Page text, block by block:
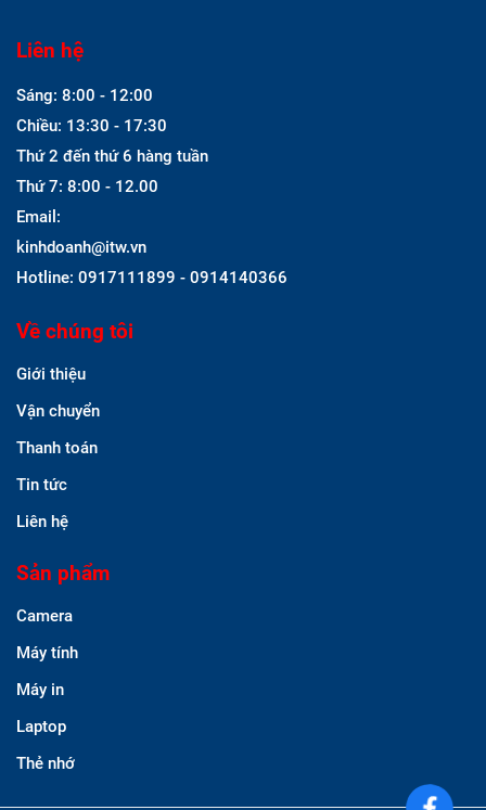
Liên hệ
Sáng: 8:00 - 12:00
Chiều: 13:30 - 17:30
Thứ 2 đến thứ 6 hàng tuần
Thứ 7: 8:00 - 12.00
Email:
kinhdoanh@itw.vn
Hotline: 0917111899 - 0914140366
Về chúng tôi
Giới thiệu
Vận chuyển
Thanh toán
Tin tức
Liên hệ
Sản phẩm
Camera
Máy tính
Máy in
Laptop
Thẻ nhớ